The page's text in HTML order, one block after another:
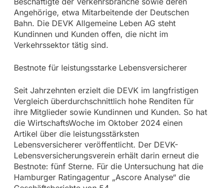
Angehörige, etwa Mitarbeitende der Deutschen
Bahn. Die DEVK Allgemeine Leben AG steht
Kundinnen und Kunden offen, die nicht im
Verkehrssektor tätig sind.
Bestnote für leistungsstarke Lebensversicherer
Seit Jahrzehnten erzielt die DEVK im langfristigen
Vergleich überdurchschnittlich hohe Renditen für
ihre Mitglieder sowie Kundinnen und Kunden. So hat
die WirtschaftsWoche im Oktober 2024 einen
Artikel über die leistungsstärksten
Lebensversicherer veröffentlicht. Der DEVK-
Lebensversicherungsverein erhält darin erneut die
Bestnote: fünf Sterne. Für die Untersuchung hat die
Hamburger Ratingagentur „Ascore Analyse“ die